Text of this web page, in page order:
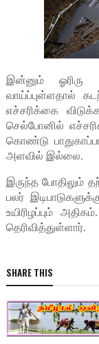
இன்னும் ஓரிரு
வாய்ப்புள்ளதால்
எச்சரிக்கை
செல்போனில்
கொண்டு
அளவில் இல்லை.
இருந்த போதிலும்
பலர்
உயிரிழப்பும்
தெரிவித்துள்ளார்.
SHARE THIS